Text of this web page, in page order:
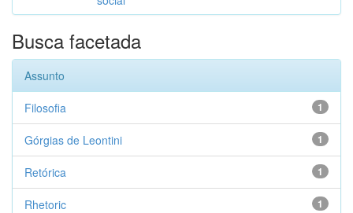
Busca facetada
Assunto
1
Filosofia
1
Górgias de Leontini
1
Retórica
1
Rhetoric